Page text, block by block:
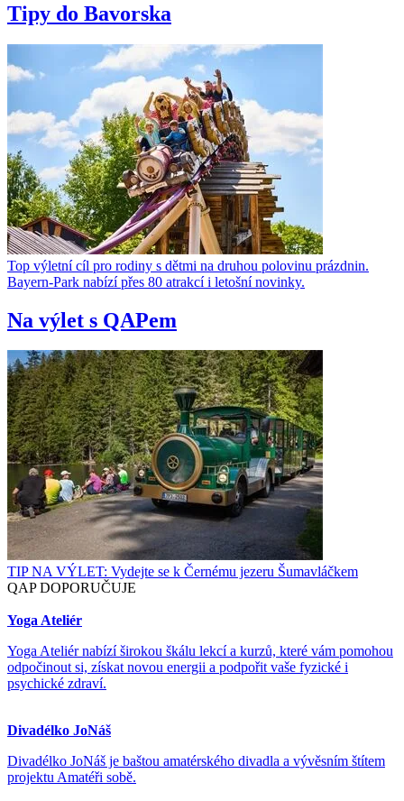
Tipy do Bavorska
Top výletní cíl pro rodiny s dětmi na druhou polovinu prázdnin.
Bayern-Park nabízí přes 80 atrakcí i letošní novinky.
Na výlet s QAPem
TIP NA VÝLET: Vydejte se k Černému jezeru Šumavláčkem
QAP DOPORUČUJE
Yoga Ateliér
Yoga Ateliér nabízí širokou škálu lekcí a kurzů, které vám pomohou
odpočinout si, získat novou energii a podpořit vaše fyzické i
psychické zdraví.
Divadélko JoNáš
Divadélko JoNáš je baštou amatérského divadla a vývěsním štítem
projektu Amatéři sobě.